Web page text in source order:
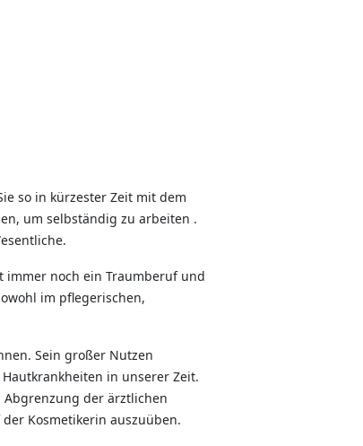
so in kürzester Zeit mit dem
um selbständig zu arbeiten .
immer noch ein Traumberuf und
im pflegerischen,
Sein großer Nutzen
in unserer Zeit.
der ärztlichen
Kosmetikerin auszuüben.